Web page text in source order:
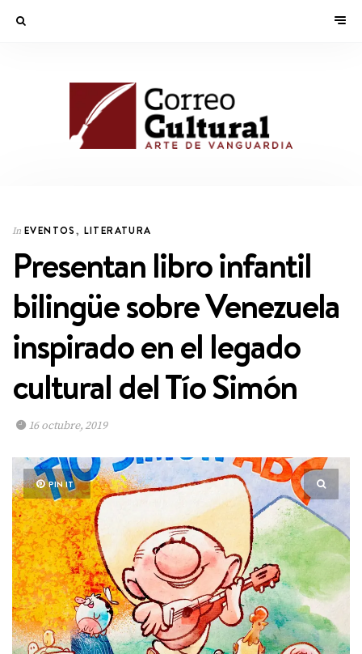
In EVENTOS, LITERATURA
Presentan libro infantil
bilingüe sobre Venezuela
inspirado en el legado
cultural del Tío Simón
16 octubre, 2019
PIN IT